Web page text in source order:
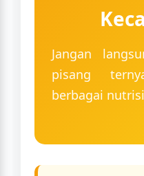
Jangan
pisang
berbagai